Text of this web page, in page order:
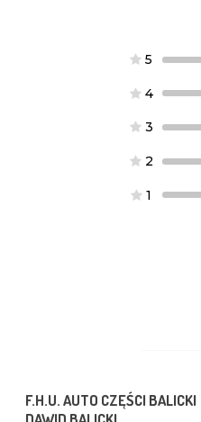
5
4
3
2
1
F.H.U. AUTO CZĘŚCI BALICKI